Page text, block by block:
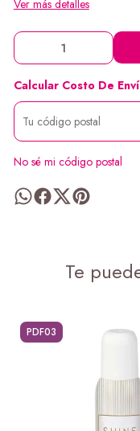
Ver más detalles
Calcular Costo De
No sé mi código postal
Te
PDF03